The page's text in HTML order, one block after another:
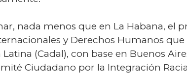
nada menos que en La Habana, el
y Derechos Humanos
(Cadal), con base en Buenos
Ciudadano por la Integración